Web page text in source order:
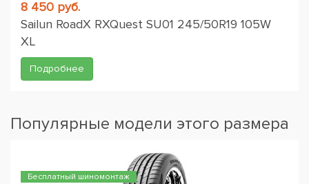
8 450 руб.
Sailun RoadX RXQuest SU01 245/50R19 105W
XL
Подробнее
Популярные модели этого размера
Бесплатный шиномонтаж